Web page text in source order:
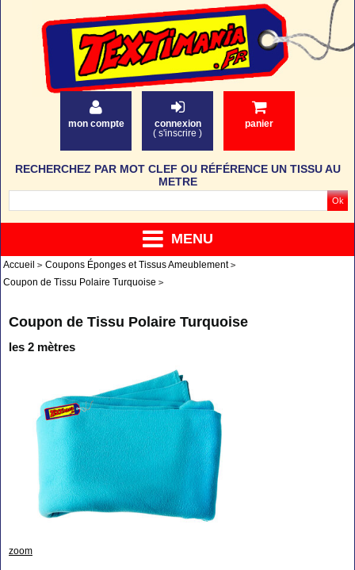
mon compte
connexion
( s'inscrire )
panier
MENU
RECHERCHEZ PAR MOT CLEF OU RÉFÉRENCE UN TISSU AU
METRE
Accueil
Coupons Éponges et Tissus Ameublement
Coupon de Tissu Polaire Turquoise
Coupon de Tissu Polaire Turquoise
les 2 mètres
zoom